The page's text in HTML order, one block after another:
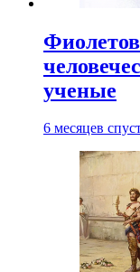
ученые
6 месяцев